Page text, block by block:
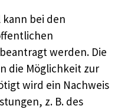
kann bei den
werden. Die
die Möglichkeit zur
wird ein Nachweis
z. B. des